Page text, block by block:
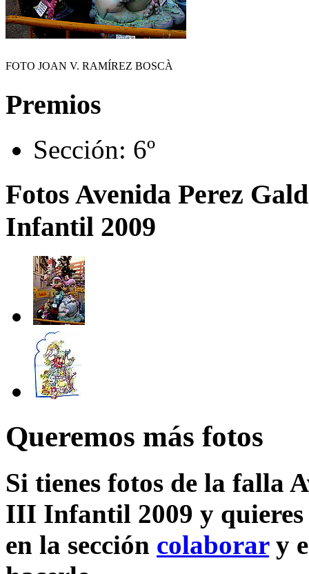
FOTO JOAN V. RAMÍREZ BOSCÀ
Premios
Sección: 6º
Fotos Avenida Perez
Infantil 2009
Queremos más fotos
Si tienes fotos de la falla
III Infantil 2009 y
en la sección colaborary